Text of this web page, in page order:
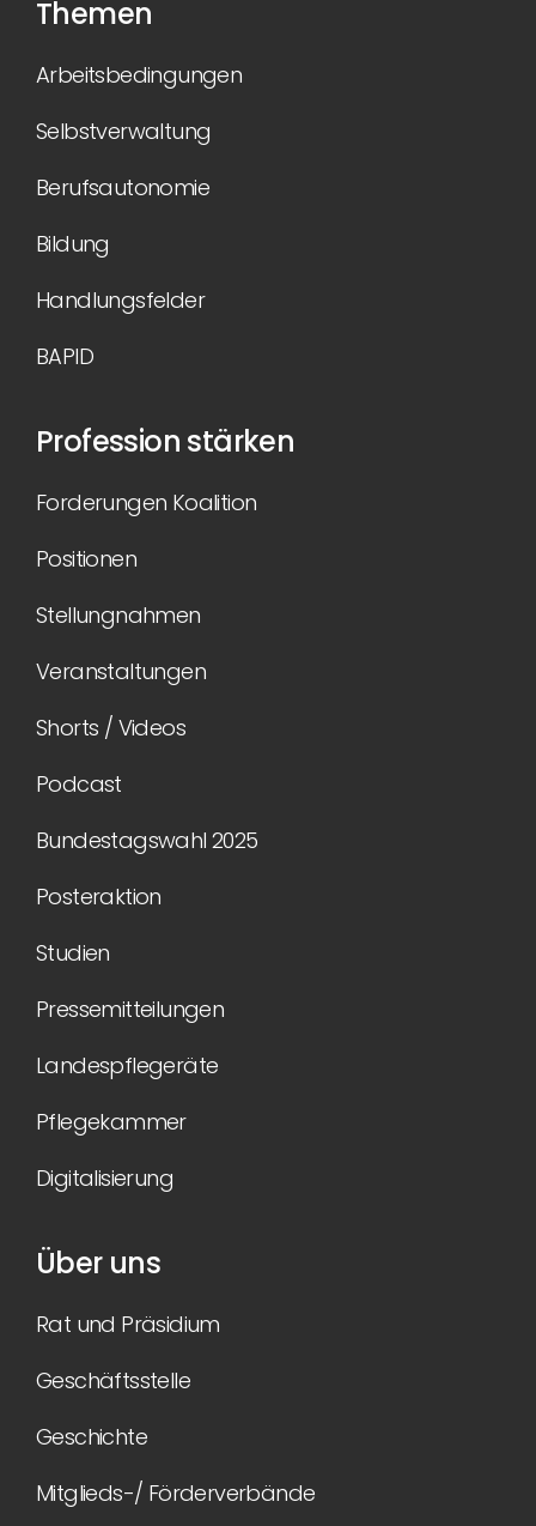
Themen
Arbeitsbedingungen
Selbstverwaltung
Berufsautonomie
Bildung
Handlungsfelder
BAPID
Profession stärken
Forderungen Koalition
Positionen
Stellungnahmen
Veranstaltungen
Shorts / Videos
Podcast
Bundestagswahl 2025
Posteraktion
Studien
Pressemitteilungen
Landespflegeräte
Pflegekammer
Digitalisierung
Über uns
Rat und Präsidium
Geschäftsstelle
Geschichte
Mitglieds-/ Förderverbände